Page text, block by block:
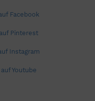
Facebook
Pinterest
Instagram
Youtube